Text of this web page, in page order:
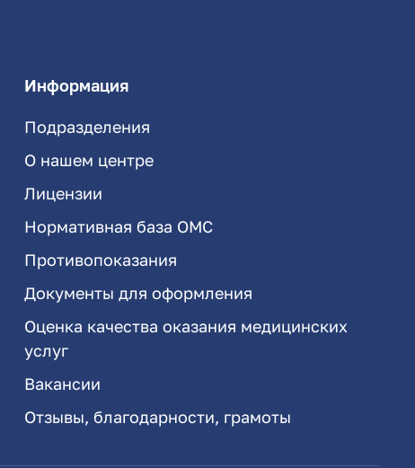
Информация
Подразделения
О нашем центре
Лицензии
Нормативная база ОМС
Противопоказания
Документы для оформления
Оценка качества оказания медицинских
услуг
Вакансии
Отзывы, благодарности, грамоты